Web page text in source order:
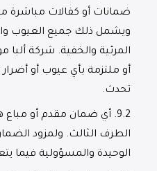
ضمانات أو كفالات مباشرة
ويشمل ذلك جميع العيوب
المرئية والخفية. شركة ألبا
أو ملتزمة بأي عيوب أو
تحدث.
9.2. أي ضمان مقدم أو مباع
الطرف الثالث. ولمزود
الوحيدة والمسؤولية فيما